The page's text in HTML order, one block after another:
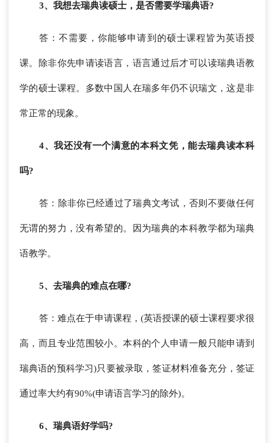
3、我想去瑞典读硕士，是否需要学瑞典语?
答：不需要，你能够申请到的硕士课程皆为英语授
课。除非你先申请读语言，语言通过后才可以读瑞典语教
学的硕士课程。多数中国人在瑞多年仍不识瑞文，这是非
常正常的现象。
4、我还没有一个满意的本科文凭，能去瑞典读本科
吗?
答：除非你已经通过了瑞典文考试，否则不要做任何
无谓的努力，没有希望的。因为瑞典的本科教学都为瑞典
语教学。
5、去瑞典的难点在哪?
答：难点在于申请课程，(英语授课的硕士课程要求很
高，而且专业范围较小。本科的个人申请一般只能申请到
瑞典语的预科学习)只要被录取，签证材料准备充分，签证
通过率大约有90%(申请语言学习的除外)。
6、瑞典语好学吗?